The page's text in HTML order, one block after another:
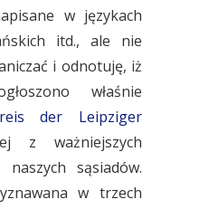
w językach
itd., ale nie
i odnotuję, iż
właśnie
der Leipziger
z ważniejszych
sąsiadów.
w trzech